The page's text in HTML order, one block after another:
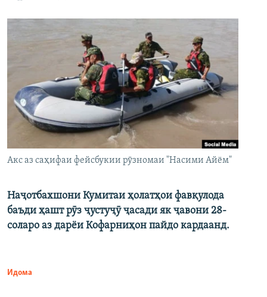
Акс аз саҳифаи фейсбукии рӯзномаи "Насими Айём"
Наҷотбахшони Кумитаи ҳолатҳои фавқулода
баъди ҳашт рӯз ҷустуҷӯ ҷасади як ҷавони 28-
соларо аз дарёи Кофарниҳон пайдо кардаанд.
Идома